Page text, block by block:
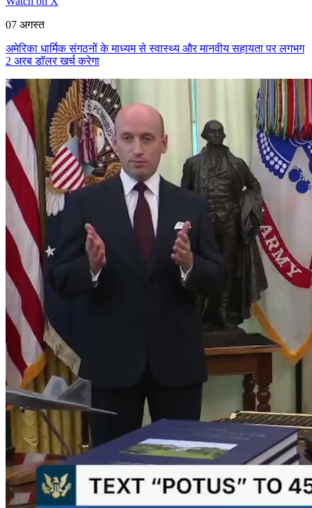
07 अगस्त
अमेरिका धार्मिक संगठनों के माध्यम से स्वास्थ्य और मानवीय सहायता पर लगभग
2 अरब डॉलर खर्च करेगा